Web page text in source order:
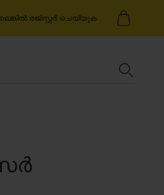
രജിസ്റ്റർ ചെയ്യുക